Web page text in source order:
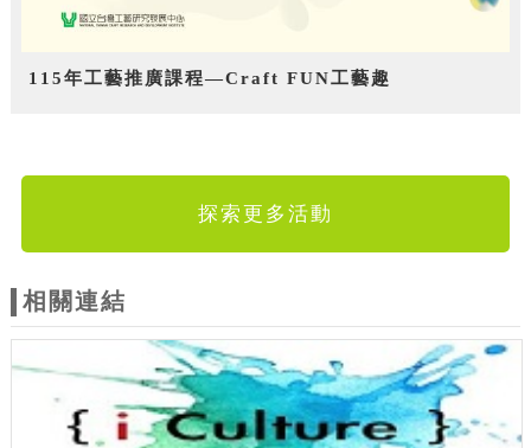
115年工藝推廣課程—Craft FUN工藝趣
探索更多活動
相關連結